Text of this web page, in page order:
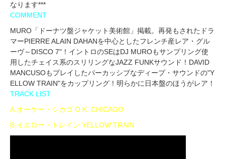
なります***
COMMENT
MURO「ドーナツ盤ジャケット美術館」掲載。再発もされたドラ
マーPIERRE ALAIN DAHANを中心としたフレンチ産レア・グル
ーヴ～DISCO 7"！イントロのSEはDJ MUROもサンプリング使
用したチェイス系のスリリングなJAZZ FUNKサウンド！DAVID
MANCUSOもプレイしたパーカッシブなディープ・サウンドの"Y
ELLOW TRAIN"をカップリング！明らかに日本盤のほうがレア！
TRACK LIST
A,オーケー・シカゴ O.K. CHICAGO
B,イエロー・トレイン YELLOW TRAIN